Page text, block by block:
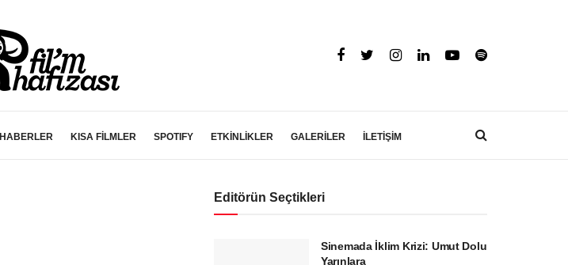
HABERLER KISA FİLMLER SPOTIFY ETKİNLİKLER GALERİLER İLETİŞİM
Editörün Seçtikleri
Sinemada İklim Krizi: Umut Dolu
Yarınlara